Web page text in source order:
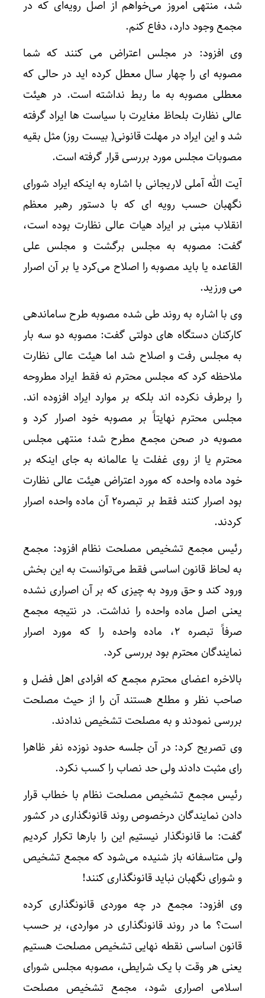
شد، منتهی امروز می‌خواهم از اصل رویه‌ای که در
مجمع وجود دارد، دفاع کنم.
وی افزود: در مجلس اعتراض می کنند که شما
مصوبه ای را چهار سال معطل کرده اید در حالی که
معطلی مصوبه به ما ربط نداشته است. در هیئت
عالی نظارت بلحاظ مغایرت با سیاست ها ایراد گرفته
شد و این ایراد در مهلت قانونی( بیست روز) مثل بقیه
مصوبات مجلس مورد بررسی قرار گرفته است.
آیت الله آملی لاریجانی با اشاره به اینکه ایراد شورای
نگهبان حسب رویه ای که با دستور رهبر معظم
انقلاب مبنی بر ایراد هیات عالی نظارت بوده است،
گفت: مصوبه به مجلس برگشت و مجلس علی
القاعده یا باید مصوبه را اصلاح می‌کرد یا بر آن اصرار
می ورزید.
وی با اشاره به روند طی شده مصوبه طرح ساماندهی
کارکنان دستگاه های دولتی گفت: مصوبه دو سه بار
به مجلس رفت و اصلاح شد اما هیئت عالی نظارت
ملاحظه کرد که مجلس محترم نه فقط ایراد مطروحه
را برطرف نکرده اند بلکه بر موارد ایراد افزوده اند.
مجلس محترم نهایتاً بر مصوبه خود اصرار کرد و
مصوبه در صحن مجمع مطرح شد؛ منتهی مجلس
محترم یا از روی غفلت یا عالمانه به جای اینکه بر
خود ماده واحده که مورد اعتراض هیئت عالی نظارت
بود اصرار کنند فقط بر تبصره۲ آن ماده واحده اصرار
کردند.
رئیس مجمع تشخیص مصلحت نظام افزود: مجمع
به لحاظ قانون اساسی فقط می‌توانست به این بخش
ورود کند و حق ورود به چیزی که بر آن اصراری نشده
یعنی اصل ماده واحده را نداشت. در نتیجه مجمع
صرفاً تبصره ۲، ماده واحده را که مورد اصرار
نمایندگان محترم بود بررسی کرد.
بالاخره اعضای محترم مجمع که افرادی اهل فضل و
صاحب نظر و مطلع هستند آن‌ را از حیث مصلحت
بررسی نمودند و به مصلحت تشخیص ندادند.
وی تصریح کرد: در آن جلسه حدود نوزده نفر ظاهرا
رای مثبت دادند ولی حد نصاب را کسب نکرد.
رئیس مجمع تشخیص مصلحت نظام با خطاب قرار
دادن نمایندگان درخصوص روند قانونگذاری در کشور
گفت: ما قانونگذار نیستیم این را بارها تکرار کردیم
ولی متاسفانه باز شنیده می‌شود که مجمع تشخیص
و شورای نگهبان نباید قانونگذاری کنند!
وی افزود: مجمع در چه موردی قانونگذاری کرده
است؟ ما در روند قانونگذاری در مواردی، بر حسب
قانون اساسی نقطه نهایی تشخیص مصلحت هستیم
یعنی هر وقت با یک شرایطی، مصوبه مجلس شورای
اسلامی اصراری شود، مجمع تشخیص مصلحت